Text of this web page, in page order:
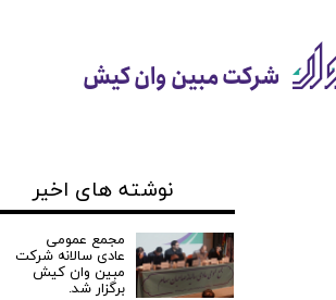
شرکت مبین وان کیش
نوشته های اخیر
مجمع عمومی
عادی سالانه شرکت
مبین وان کیش
برگزار شد.